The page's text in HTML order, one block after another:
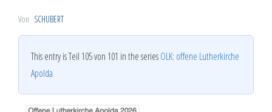
Von SCHUBERT
This entry is Teil 105 von 101 in the seriesOLK: offene Lutherkirche
Apolda